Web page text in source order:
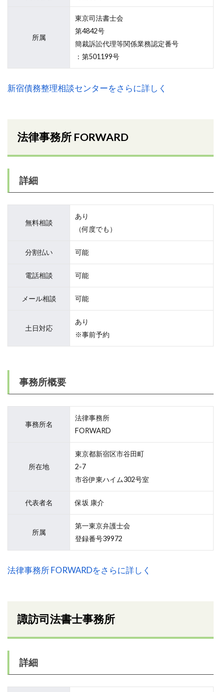
所属
東京司法書士会
第4842号
簡裁訴訟代理等関係業務認定番号
：第501199号
新宿債務整理相談センターをさらに詳しく
法律事務所 FORWARD
詳細
無料相談
あり
（何度でも）
分割払い 可能
電話相談 可能
メール相談 可能
土日対応
あり
※事前予約
事務所概要
事務所名
法律事務所
FORWARD
所在地
東京都新宿区市谷田町
2-7
市谷伊東ハイム302号室
代表者名 保坂 康介
所属
第一東京弁護士会
登録番号39972
法律事務所 FORWARDをさらに詳しく
諏訪司法書士事務所
詳細